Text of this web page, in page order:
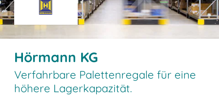
Hörmann KG
Verfahrbare Palettenregale für eine
höhere Lagerkapazität.